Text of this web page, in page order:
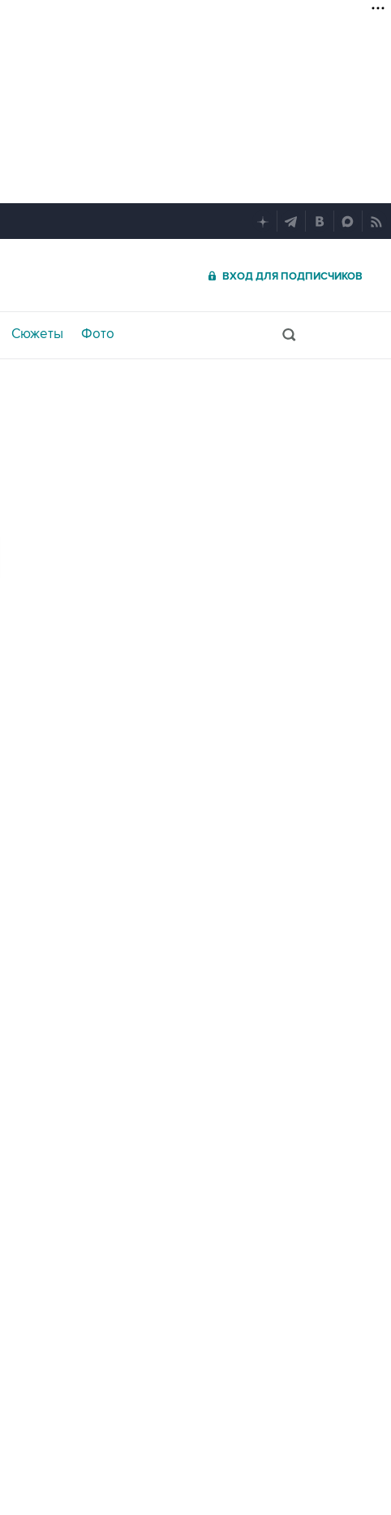
ВХОД ДЛЯ ПОДПИСЧИКОВ
Сюжеты Фото